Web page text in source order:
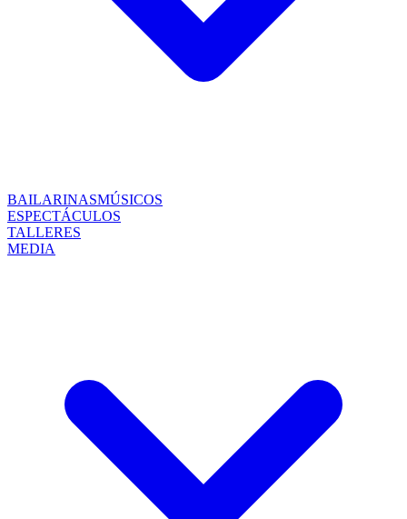
BAILARINASMÚSICOS
ESPECTÁCULOS
TALLERES
MEDIA